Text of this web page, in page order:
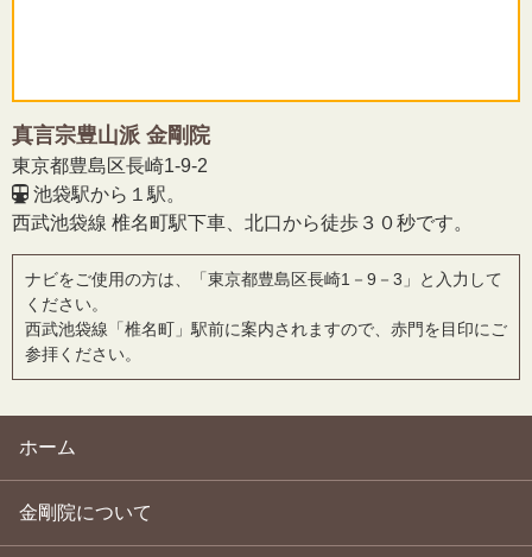
真言宗豊山派 金剛院
東京都豊島区長崎1-9-2
池袋駅から１駅。
西武池袋線 椎名町駅下車、北口から徒歩３０秒です。
ナビをご使用の方は、「東京都豊島区長崎1－9－3」と入力して
ください。
西武池袋線「椎名町」駅前に案内されますので、赤門を目印にご
参拝ください。
ホーム
金剛院について